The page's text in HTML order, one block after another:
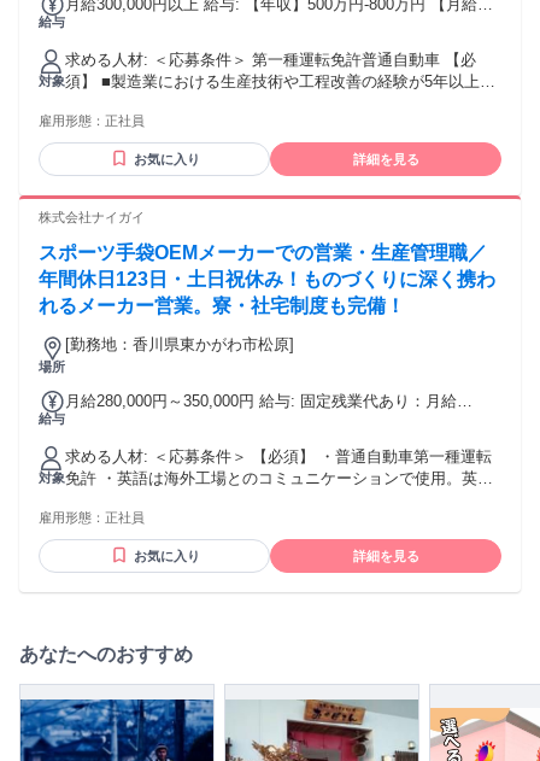
⭐直近の入社事例⭐ ・学校給食の管理者 ・焼肉屋の店舗スタ
社） ～経験を活かしより大きな舞台で挑戦する～ 地元の飲食
店で約10年ストアマネージャーを務めた後、プレナスに転職
しました。 入社を決めた理由は、大手企業で経験を積みたい
という希望が叶えられることと、選考中の雰囲気がとても良
分に活かせる環境で、会社全体のサポート体制や方向性が明
確で働きやすさを実感しています。 周囲の人たちが温かく迎
えてくれる雰囲気も心強く、給与やスキルアップの面でも前
職と比べて大きな成長を感じています。 より良い職場環境を
みんなでつくり、昇進も視野に入れながら今後も挑戦を続け
たいと思います。 ・腰を据えじっくりキャリアを築いていき
たい方！ ・20代・30代活躍中 ・飲食業界経験者が多く活躍
中！ ・第ニ新卒歓迎 ・Uターン・Iターン・UIターン歓迎 ・
すことができます ・社会人未経験歓迎 ・社会人経験10年以上
（長期勤続によるキャリア形成のため））
給与
月給300,000円以上 給与: 【年収】500万円-800万円 【月給】
当】通勤手当、残業手当
対象
求める人材: ＜応募条件＞ 第一種運転免許普通自動車 【必
須】 ■製造業における生産技術や工程改善の経験が5年以上あ
PDCAを回せる方。その他品質管理や調達のご経験も歓迎。 ■
チームリーダーや後輩指導のご経験 ★他業界からの転身者が
多いため、業界知識のキャッチアップ期間を設けており、安
雇用形態： 正社員
お気に入り 詳細を見る
株式会社ナイガイ
スポーツ手袋OEMメーカーでの営業・生産管理職／
年間休日123日・土日祝休み！ものづくりに深く携わ
れるメーカー営業。寮・社宅制度も完備！
場所
[勤務地：香川県東かがわ市松原]
給与
月給280,000円～350,000円 給与: 固定残業代あり：月給
￥54,703〜￥60,362（30時間相当分）を含む。30時間を超え
る残業代は追加で支給する。 【年収】400万円-500万円程度
【月給】280,000円-350,000円 基本給：225,297円-289,638円
みなし残業代：54,703円-60,362円（月30時間分） 【昇給】年
度】あり（勤続3年以上） 【その他手当】通勤手当、残業手当
対象
求める人材: ＜応募条件＞ 【必須】 ・普通自動車第一種運転
免許 ・英語は海外工場とのコミュニケーションで使用。英語
ンができるレベル。 【歓迎】 ・英語力（TOEIC600点～）を
お持ちの方 ・貿易実務の知識 ・高い語学力（インドネシア
語・ミャンマー語）をお持ちの方 【必須】 ・営業または生産
中学英語程度をベースに、海外とのやり取りに前向きに取り
雇用形態： 正社員
お気に入り 詳細を見る
あなたへのおすすめ